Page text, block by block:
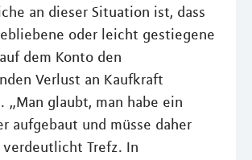
an dieser Situation ist, dass
oder leicht gestiegene
dem Konto den
Verlust an Kaufkraft
„Man glaubt, man habe ein
aufgebaut und müsse daher
Trefz. In